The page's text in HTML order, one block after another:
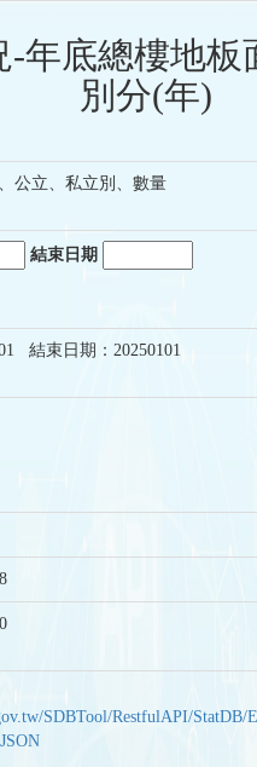
-年底總樓地
別分(年)
公立、私立別、數量
結束日期
結束日期：20250101
SDBTool/RestfulAPI/StatDB/